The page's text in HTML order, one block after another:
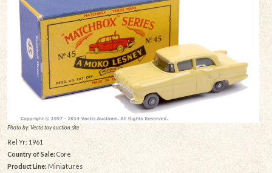
Photo by: Vectis toy auction site
Rel Yr: 1961
Country of Sale: Core
Product Line:Miniatures